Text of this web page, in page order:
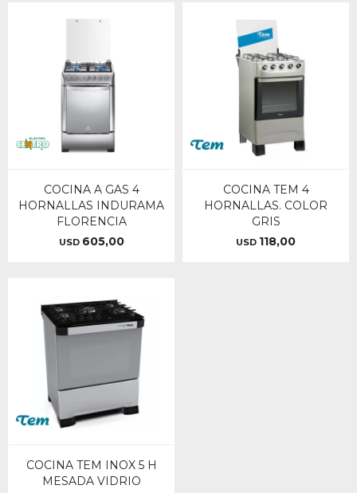
COCINA A GAS 4
HORNALLAS INDURAMA
FLORENCIA
USD 605,00
COCINA TEM 4
HORNALLAS. COLOR
GRIS
USD 118,00
COCINA TEM INOX 5 H
MESADA VIDRIO